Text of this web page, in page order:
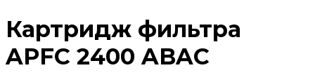
Картридж фильтра
APFC 2400 ABAC